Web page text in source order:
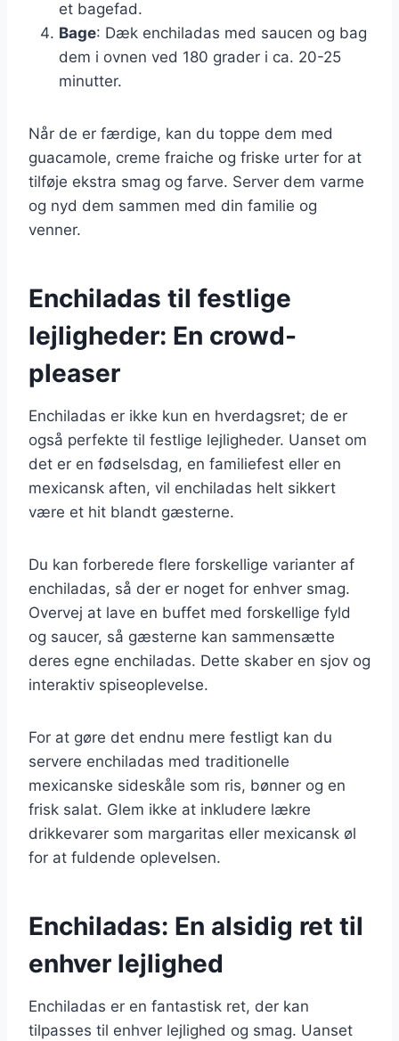
et bagefad.
Bage: Dæk enchiladas med saucen og bag
dem i ovnen ved 180 grader i ca. 20-25
minutter.
Når de er færdige, kan du toppe dem med
guacamole, creme fraiche og friske urter for at
tilføje ekstra smag og farve. Server dem varme
og nyd dem sammen med din familie og
venner.
Enchiladas til festlige
lejligheder: En crowd-
pleaser
Enchiladas er ikke kun en hverdagsret; de er
også perfekte til festlige lejligheder. Uanset om
det er en fødselsdag, en familiefest eller en
mexicansk aften, vil enchiladas helt sikkert
være et hit blandt gæsterne.
Du kan forberede flere forskellige varianter af
enchiladas, så der er noget for enhver smag.
Overvej at lave en buffet med forskellige fyld
og saucer, så gæsterne kan sammensætte
deres egne enchiladas. Dette skaber en sjov og
interaktiv spiseoplevelse.
For at gøre det endnu mere festligt kan du
servere enchiladas med traditionelle
mexicanske sideskåle som ris, bønner og en
frisk salat. Glem ikke at inkludere lækre
drikkevarer som margaritas eller mexicansk øl
for at fuldende oplevelsen.
Enchiladas: En alsidig ret til
enhver lejlighed
Enchiladas er en fantastisk ret, der kan
tilpasses til enhver lejlighed og smag. Uanset